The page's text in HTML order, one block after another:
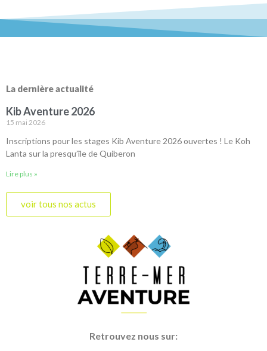
La dernière actualité
Kib Aventure 2026
15 mai 2026
Inscriptions pour les stages Kib Aventure 2026 ouvertes ! Le Koh
Lanta sur la presqu’île de Quiberon
Lire plus »
voir tous nos actus
Retrouvez nous sur: